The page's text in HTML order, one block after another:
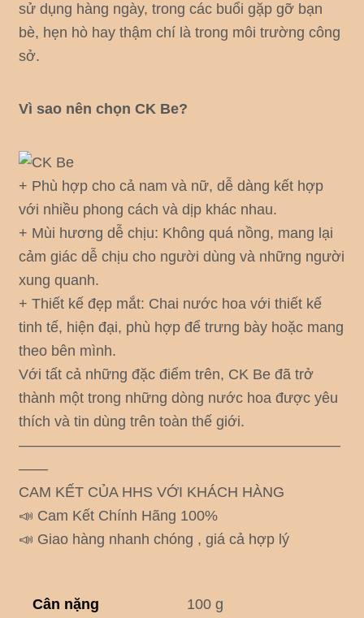
sử dụng hàng ngày, trong các buổi gặp gỡ bạn
bè, hẹn hò hay thậm chí là trong môi trường công
sở.
Vì sao nên chọn CK Be?
+ Phù hợp cho cả nam và nữ, dễ dàng kết hợp
với nhiều phong cách và dịp khác nhau.
+ Mùi hương dễ chịu: Không quá nồng, mang lại
cảm giác dễ chịu cho người dùng và những người
xung quanh.
+ Thiết kế đẹp mắt: Chai nước hoa với thiết kế
tinh tế, hiện đại, phù hợp để trưng bày hoặc mang
theo bên mình.
Với tất cả những đặc điểm trên, CK Be đã trở
thành một trong những dòng nước hoa được yêu
thích và tin dùng trên toàn thế giới.
——————————————————————
——
CAM KẾT CỦA HHS VỚI KHÁCH HÀNG
📣 Cam Kết Chính Hãng 100%
📣 Giao hàng nhanh chóng , giá cả hợp lý
Cân nặng 100 g